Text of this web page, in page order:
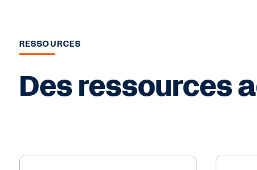
RESSOURCES
Des ressources